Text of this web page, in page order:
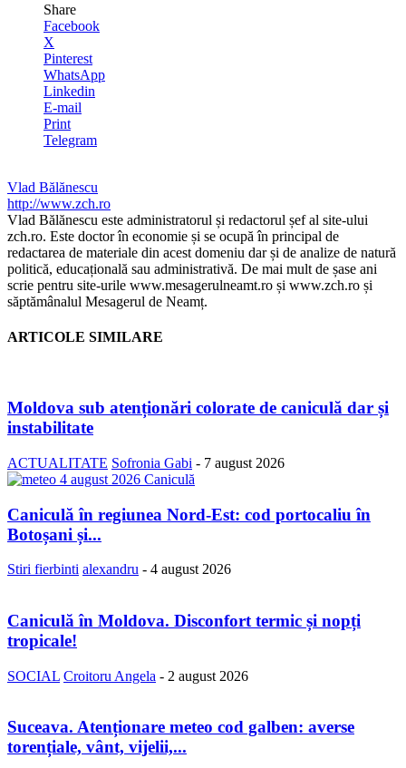
Share
Facebook
X
Pinterest
WhatsApp
Linkedin
E-mail
Print
Telegram
Vlad Bălănescu
http://www.zch.ro
Vlad Bălănescu este administratorul și redactorul șef al site-ului
zch.ro. Este doctor în economie și se ocupă în principal de
redactarea de materiale din acest domeniu dar și de analize de natură
politică, educațională sau administrativă. De mai mult de șase ani
scrie pentru site-urile www.mesagerulneamt.ro și www.zch.ro și
săptămânalul Mesagerul de Neamț.
ARTICOLE SIMILARE
Moldova sub atenționări colorate de caniculă dar și
instabilitate
ACTUALITATE Sofronia Gabi - 7 august 2026
Caniculă în regiunea Nord-Est: cod portocaliu în
Botoșani și...
Stiri fierbinti alexandru - 4 august 2026
Caniculă în Moldova. Disconfort termic și nopți
tropicale!
SOCIAL Croitoru Angela - 2 august 2026
Suceava. Atenționare meteo cod galben: averse
torențiale, vânt, vijelii,...